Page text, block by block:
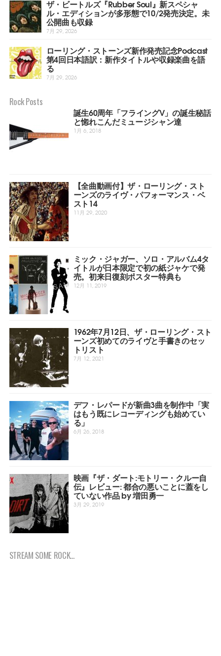
ザ・ビートルズ『Rubber Soul』新スペシャ
ル・エディションが多形態で10/2発売決定。未
公開曲も収録
7月 29, 2026
ローリング・ストーンズ新作発売記念Podcast
第4回日本語訳：新作タイトルや収録楽曲を語
る
7月 29, 2026
Rock Posts
誕生60周年「フライングV」の誕生秘話
と惚れこんだミュージシャン達
1月 6, 2018
【全曲動画付】ザ・ローリング・スト
ーンズのライヴ・パフォーマンス・ベ
スト14
11月 29, 2020
ミック・ジャガー、ソロ・アルバム4タ
イトルが日本限定で初の紙ジャケで発
売。初来日復刻ポスター特典も
12月 11, 2019
1962年7月12日、ザ・ローリング・スト
ーンズ初めてのライヴと手書きのセッ
トリスト
7月 12, 2021
デフ・レパードが新曲3曲を制作中「実
はもう既にレコーディングも始めてい
る」
6月 26, 2018
映画『ザ・ダート:モトリー・クルー自
伝』レビュー: 都合の悪いことに蓋をし
ていない作品 by 増田勇一
3月 29, 2019
STREAM SOME ROCK...